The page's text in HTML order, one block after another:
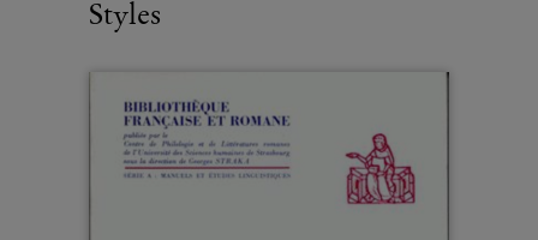
Styles